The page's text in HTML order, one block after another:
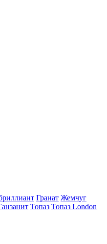
Гранат Жемчуг
Топаз Топаз London